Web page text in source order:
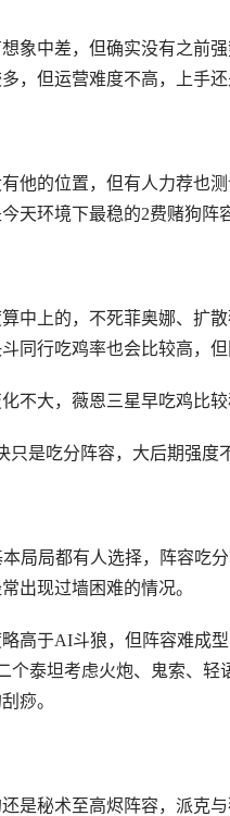
象中差，但确实没有之前
，但运营难度不高，上手还
他的位置，但有人力荐也
天环境下最稳的2费赌狗阵
中上的，不死菲奥娜、扩
同行吃鸡率也会比较高，
不大，薇恩三星早吃鸡比较
只是吃分阵容，大后期强度
局局都有人选择，阵容吃
出现过墙困难的情况。
高于AI斗狼，但阵容难成
个泰坦考虑火炮、鬼索、
痧。
是秘术至高烬阵容，派克